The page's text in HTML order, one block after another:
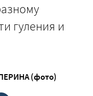
гуления и
(фото)